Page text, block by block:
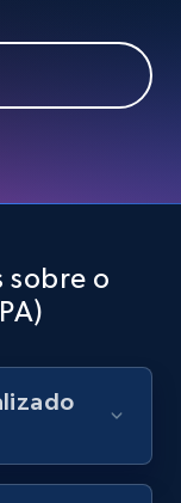
by
grátis
url,
sobre o